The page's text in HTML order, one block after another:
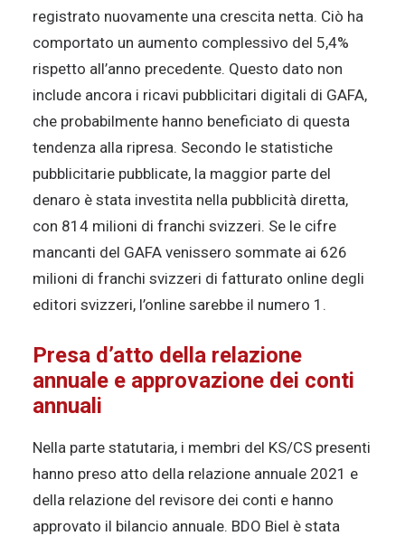
registrato nuovamente una crescita netta. Ciò ha
comportato un aumento complessivo del 5,4%
rispetto all’anno precedente. Questo dato non
include ancora i ricavi pubblicitari digitali di GAFA,
che probabilmente hanno beneficiato di questa
tendenza alla ripresa. Secondo le statistiche
pubblicitarie pubblicate, la maggior parte del
denaro è stata investita nella pubblicità diretta,
con 814 milioni di franchi svizzeri. Se le cifre
mancanti del GAFA venissero sommate ai 626
milioni di franchi svizzeri di fatturato online degli
editori svizzeri, l’online sarebbe il numero 1.
Presa d’atto della relazione
annuale e approvazione dei conti
annuali
Nella parte statutaria, i membri del KS/CS presenti
hanno preso atto della relazione annuale 2021 e
della relazione del revisore dei conti e hanno
approvato il bilancio annuale. BDO Biel è stata